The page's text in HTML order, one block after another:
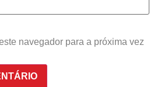
navegador para a próxima vez